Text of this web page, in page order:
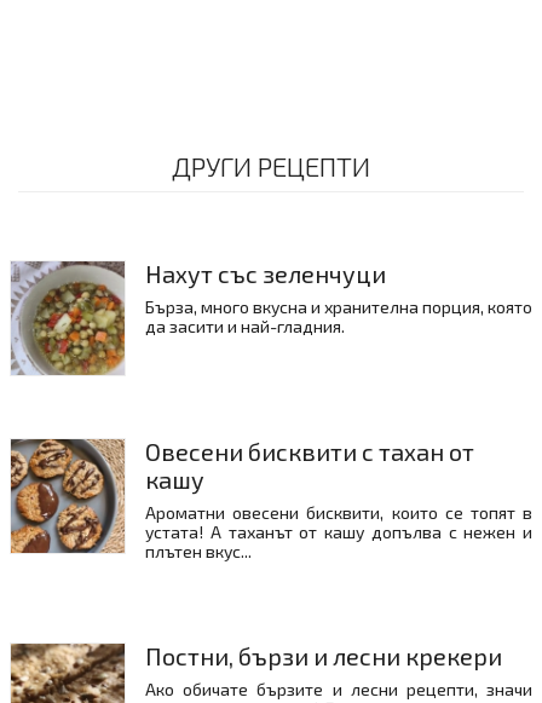
ДРУГИ РЕЦЕПТИ
Нахут със зеленчуци
Бърза, много вкусна и хранителна порция, която
да засити и най-гладния.
Овесени бисквити с тахан от
кашу
Ароматни овесени бисквити, които се топят в
устата! А таханът от кашу допълва с нежен и
плътен вкус...
Постни, бързи и лесни крекери
Ако обичате бързите и лесни рецепти, значи